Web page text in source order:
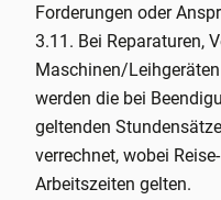
Forderungen oder
3.11. Bei Reparaturen,
Maschinen/
werden die bei
geltenden
verrechnet, wobei
Arbeitszeiten gelten.